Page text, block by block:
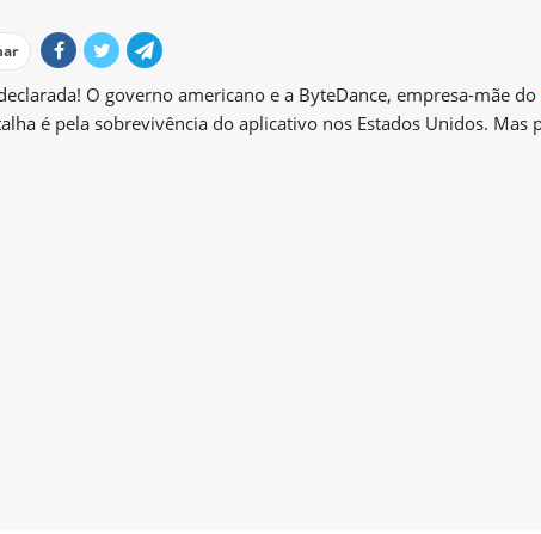
O governo americano e a ByteDance, empresa-mãe do
é pela sobrevivência do aplicativo nos Estados Unidos. Mas